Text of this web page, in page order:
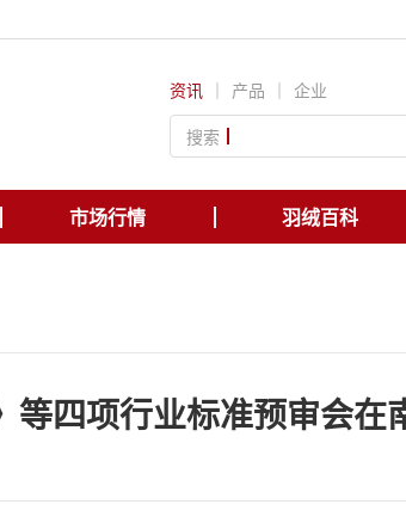
资讯 ｜ 产品 ｜ 企业
搜索
市场行情 羽绒百科
四项行业标准预审会在